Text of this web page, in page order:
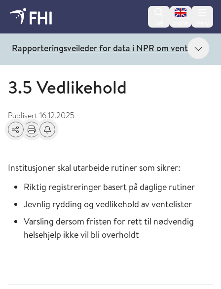
Change
Rapporteringsveileder for data i NPR om ventetiderVis
3.5 Vedlikehold
Publisert16.12.2025
Del Skriv utFå varsel om endringer
Institusjoner skal utarbeide rutiner som sikrer:
Riktig registreringer basert på daglige rutiner
Jevnlig rydding og vedlikehold av ventelister
Varsling dersom fristen for rett til nødvendig
helsehjelp ikke vil bli overholdt